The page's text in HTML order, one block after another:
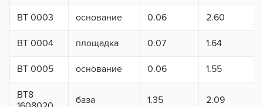
ВТ 0003 основание 0.06 2.60
ВТ 0004 площадка 0.07 1.64
ВТ 0005 основание 0.06 1.55
ВТ8
база 1.35 2.09